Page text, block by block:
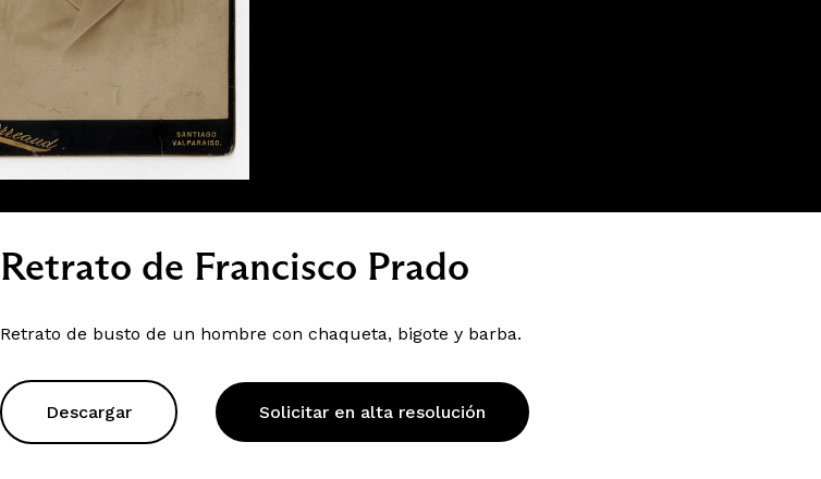
Retrato de Francisco Prado
Retrato de busto de un hombre con chaqueta, bigote y barba.
Descargar Solicitar en alta resolución